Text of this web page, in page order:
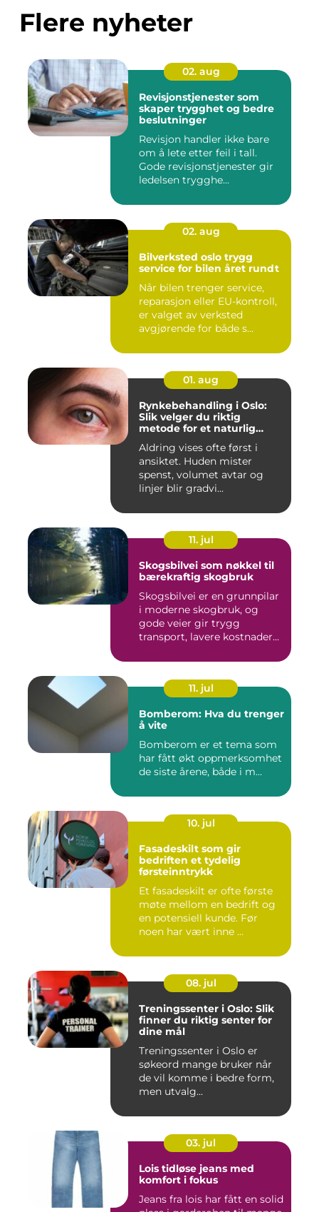
Flere nyheter
02. aug
Revisjonstjenester som
skaper trygghet og bedre
beslutninger
Revisjon handler ikke bare
om å lete etter feil i tall.
Gode revisjonstjenester gir
ledelsen trygghe...
02. aug
Bilverksted oslo trygg
service for bilen året rundt
Når bilen trenger service,
reparasjon eller EU-kontroll,
er valget av verksted
avgjørende for både s...
01. aug
Rynkebehandling i Oslo:
Slik velger du riktig
metode for et naturlig
Aldring vises ofte først i
ansiktet. Huden mister
spenst, volumet avtar og
linjer blir gradvi...
11. jul
Skogsbilvei som nøkkel til
bærekraftig skogbruk
Skogsbilvei er en grunnpilar
i moderne skogbruk, og
gode veier gir trygg
transport, lavere kostnader...
11. jul
Bomberom: Hva du trenger
å vite
Bomberom er et tema som
har fått økt oppmerksomhet
de siste årene, både i m...
10. jul
Fasadeskilt som gir
bedriften et tydelig
førsteinntrykk
Et fasadeskilt er ofte første
møte mellom en bedrift og
en potensiell kunde. Før
noen har vært inne ...
08. jul
Treningssenter i Oslo: Slik
finner du riktig senter for
dine mål
Treningssenter i Oslo er
søkeord mange bruker når
de vil komme i bedre form,
men utvalg...
03. jul
Lois tidløse jeans med
komfort i fokus
Jeans fra lois har fått en solid